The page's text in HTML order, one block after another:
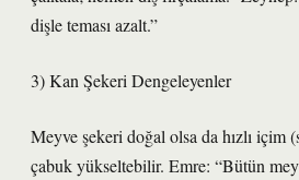
dişle teması azalt.”
3) Kan Şekeri Dengeleyenler
Meyve şekeri doğal olsa da hızlı içim
çabuk yükseltebilir. Emre: “Bütün